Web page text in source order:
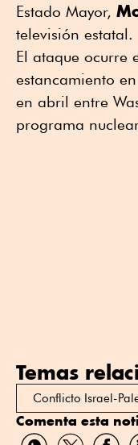
Estado Mayor,
televisión estatal.
El ataque ocurre
estancamiento
en abril entre
programa
Temas
Conflicto Israel-
Comenta esta